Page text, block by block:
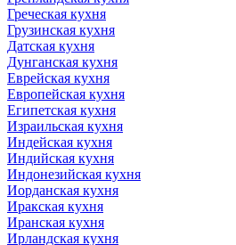
Греческая кухня
Грузинская кухня
Датская кухня
Дунганская кухня
Еврейская кухня
Европейская кухня
Египетская кухня
Израильская кухня
Индейская кухня
Индийская кухня
Индонезийская кухня
Иорданская кухня
Иракская кухня
Иранская кухня
Ирландская кухня